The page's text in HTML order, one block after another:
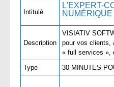
Intitulé
L'EXPERT-
Description
VISIATIV
pour vos clients,
« full services
Type
30 MINUTES